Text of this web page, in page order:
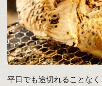
平日でも途切れることな